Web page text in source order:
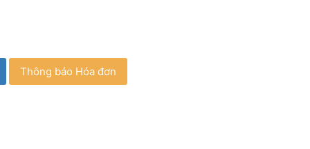
Thông báo Hóa đơn